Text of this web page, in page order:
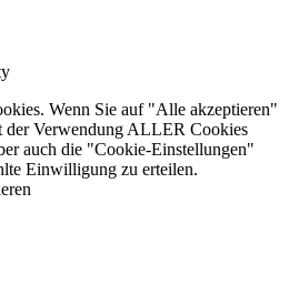
Wenn Sie auf "Alle akzeptieren"
der Verwendung ALLER Cookies
auch die "Cookie-Einstellungen"
Einwilligung zu erteilen.